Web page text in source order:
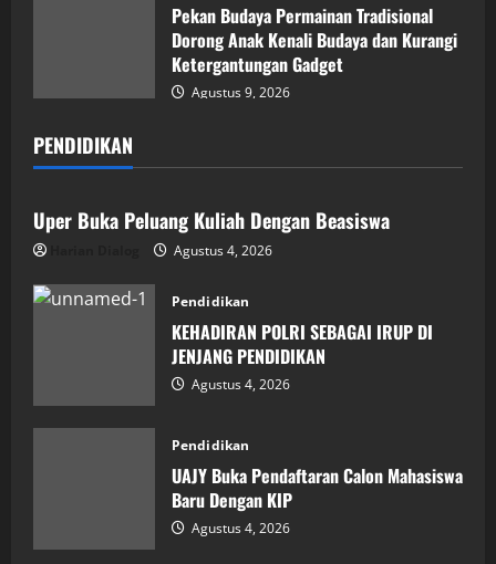
Pekan Budaya Permainan Tradisional
Dorong Anak Kenali Budaya dan Kurangi
Ketergantungan Gadget
Agustus 9, 2026
PENDIDIKAN
Pendidikan
Uper Buka Peluang Kuliah Dengan Beasiswa
Agustus 4, 2026
Pendidikan
KEHADIRAN POLRI SEBAGAI IRUP DI
JENJANG PENDIDIKAN
Agustus 4, 2026
Pendidikan
UAJY Buka Pendaftaran Calon Mahasiswa
Baru Dengan KIP
Agustus 4, 2026